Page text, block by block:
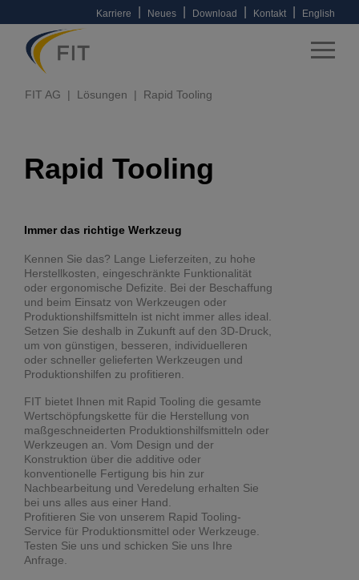
Karriere Neues Download Kontakt English
FIT AG Lösungen Rapid Tooling
Rapid Tooling
Immer das richtige Werkzeug
Kennen Sie das? Lange Lieferzeiten, zu hohe
Herstellkosten, eingeschränkte Funktionalität
oder ergonomische Defizite. Bei der Beschaffung
und beim Einsatz von Werkzeugen oder
Produktionshilfsmitteln ist nicht immer alles ideal.
Setzen Sie deshalb in Zukunft auf den 3D-Druck,
um von günstigen, besseren, individuelleren
oder schneller gelieferten Werkzeugen und
Produktionshilfen zu profitieren.
FIT bietet Ihnen mit Rapid Tooling die gesamte
Wertschöpfungskette für die Herstellung von
maßgeschneiderten Produktionshilfsmitteln oder
Werkzeugen an. Vom Design und der
Konstruktion über die additive oder
konventionelle Fertigung bis hin zur
Nachbearbeitung und Veredelung erhalten Sie
bei uns alles aus einer Hand.
Profitieren Sie von unserem Rapid Tooling-
Service für Produktionsmittel oder Werkzeuge.
Testen Sie uns und schicken Sie uns Ihre
Anfrage.